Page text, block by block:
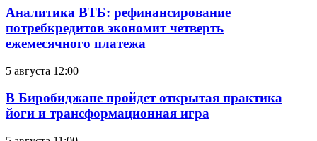
Аналитика ВТБ: рефинансирование
потребкредитов экономит четверть
ежемесячного платежа
5 августа 12:00
В Биробиджане пройдет открытая практика
йоги и трансформационная игра